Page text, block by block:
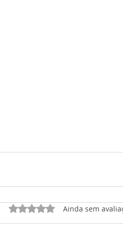
Avaliado com 0 de 5
Ainda sem